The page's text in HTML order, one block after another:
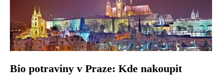
Bio potraviny v Praze: Kde nakoupit